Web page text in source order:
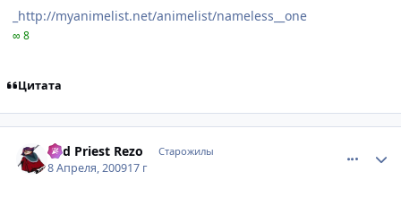
_http://myanimelist.net/animelist/nameless__one
∞ 8
Цитата
Red Priest Rezo Старожилы
8 Апреля, 200917 г